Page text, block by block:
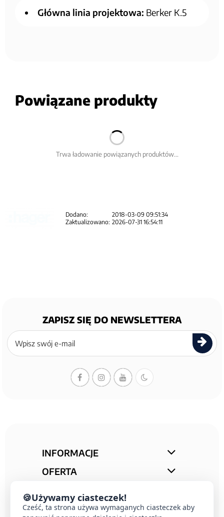
Główna linia projektowa: Berker K.5
Powiązane produkty
Trwa ładowanie powiązanych produktów...
Dodano:
2018-03-09 09:51:34
Zaktualizowano: 2026-07-31 16:54:11
ZAPISZ SIĘ DO NEWSLETTERA
Zapisz
się
newslettera
INFORMACJE
OFERTA
KONTAKT
🍪Używamy ciasteczek!
Cześć, ta strona używa wymaganych ciasteczek aby